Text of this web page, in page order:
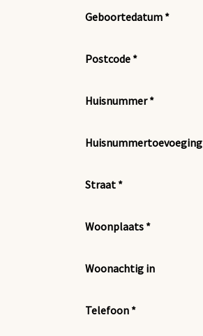
Geboortedatum *
Postcode *
Huisnummer *
Huisnummertoevoeging
Straat *
Woonplaats *
Woonachtig in
Telefoon *